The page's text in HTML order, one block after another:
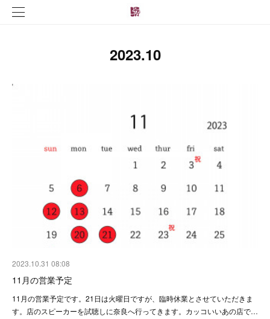
2023.10
2023.10.31 08:08
11月の営業予定
11月の営業予定です。21日は火曜日ですが、臨時休業とさせていただきま
す。店のスピーカーを試聴しに奈良へ行ってきます。カッコいいあの店で…